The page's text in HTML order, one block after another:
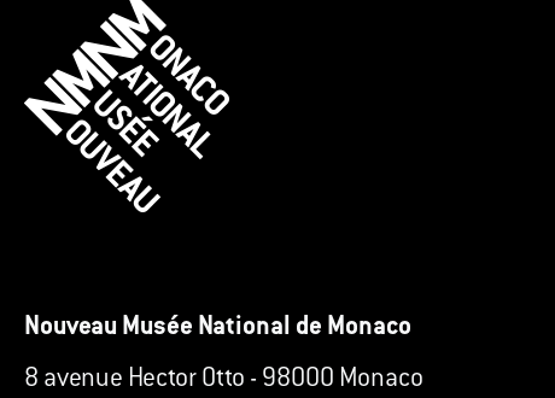
Nouveau Musée National de Monaco
8 avenue Hector Otto - 98000 Monaco